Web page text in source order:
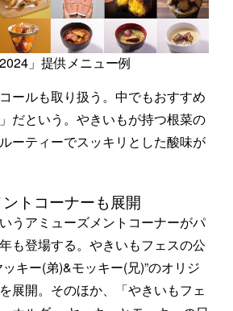
」提供メニュー例
ールも取り扱う。中でもおすすめ
だという。やきいもが持つ根菜の
ーティーでスッキリとした酸味が
トコーナーも展開
うアミューズメントコーナーがパ
も登場する。やきいもフェスの公
キー(弟)&モッキー(兄)”のオリジ
展開。そのほか、「やきいもフェ